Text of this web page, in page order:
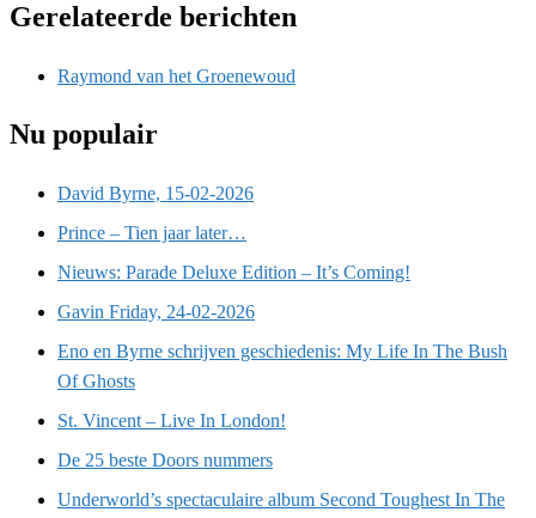
Gerelateerde berichten
Raymond van het Groenewoud
Nu populair
David Byrne, 15-02-2026
Prince – Tien jaar later…
Nieuws: Parade Deluxe Edition – It’s Coming!
Gavin Friday, 24-02-2026
Eno en Byrne schrijven geschiedenis: My Life In The Bush
Of Ghosts
St. Vincent – Live In London!
De 25 beste Doors nummers
Underworld’s spectaculaire album Second Toughest In The